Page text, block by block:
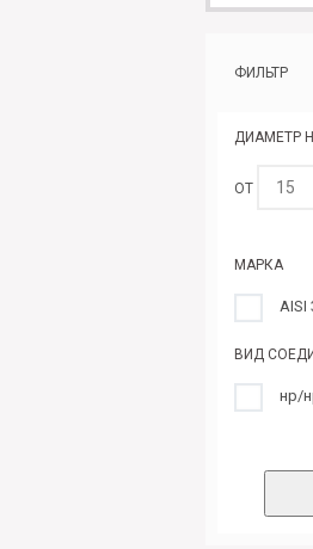
ФИЛЬТР
ДИАМЕТР
ОТ
МАРКА
AISI
ВИД
нр/